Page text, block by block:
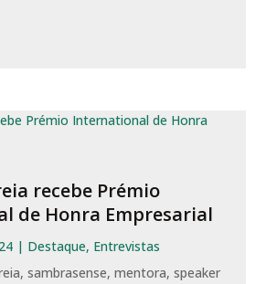
recebe Prémio
de Honra Empresarial
| Destaque, Entrevistas
sambrasense, mentora, speaker